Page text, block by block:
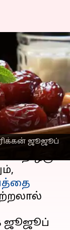
ஜூஜூப்
,
ஒரு
ஜூஜூப்